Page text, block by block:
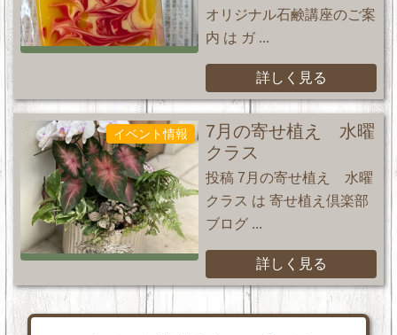
オリジナル石鹸講座のご案
内 は ガ ...
詳しく見る
イベント情報
7月の寄せ植え 水曜
クラス
投稿 7月の寄せ植え 水曜
クラス は 寄せ植え倶楽部
ブログ ...
詳しく見る